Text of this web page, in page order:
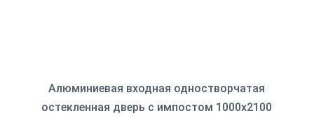
Алюминиевая входная одностворчатая
остекленная дверь с импостом 1000x2100